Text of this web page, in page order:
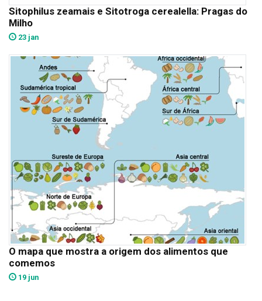
Sitophilus zeamais e Sitotroga cerealella: Pragas do
Milho
23 jan
O mapa que mostra a origem dos alimentos que
comemos
19 jun